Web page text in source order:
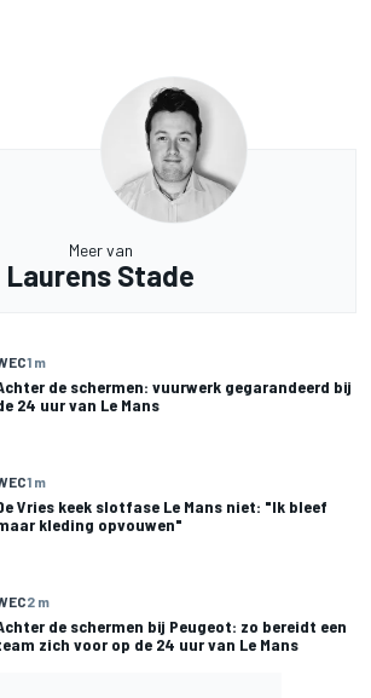
Meer van
Laurens Stade
1 m
de schermen: vuurwerk gegarandeerd bij
24 uur van Le Mans
1 m
Vries keek slotfase Le Mans niet: "Ik bleef
kleding opvouwen"
2 m
de schermen bij Peugeot: zo bereidt een
zich voor op de 24 uur van Le Mans